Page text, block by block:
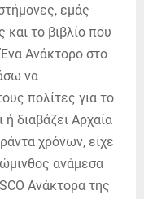
εμάς
το βιβλίο που
Ανάκτορο στο
να
πολίτες για το
ή διαβάζει Αρχαία
χρόνων, είχε
ανάμεσα
Ανάκτορα της